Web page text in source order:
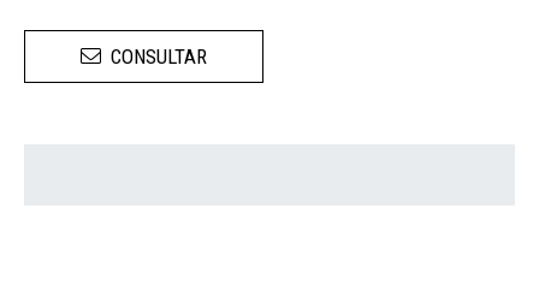
CONSULTAR